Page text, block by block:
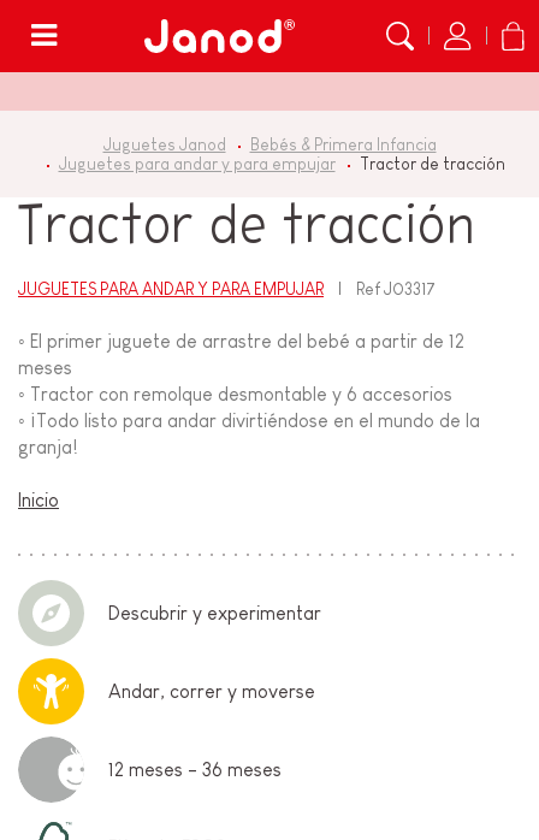
Juguetes Janod
Bebés & Primera Infancia
Juguetes para andar y para empujar
Tractor de tracción
Tractor de tracción
JUGUETES PARA ANDAR Y PARA EMPUJAR RefJ03317
◦ El primer juguete de arrastre del bebé a partir de 12
meses
◦ Tractor con remolque desmontable y 6 accesorios
◦ ¡Todo listo para andar divirtiéndose en el mundo de la
granja!
Inicio
Descubrir y experimentar
Andar, correr y moverse
12 meses - 36 meses